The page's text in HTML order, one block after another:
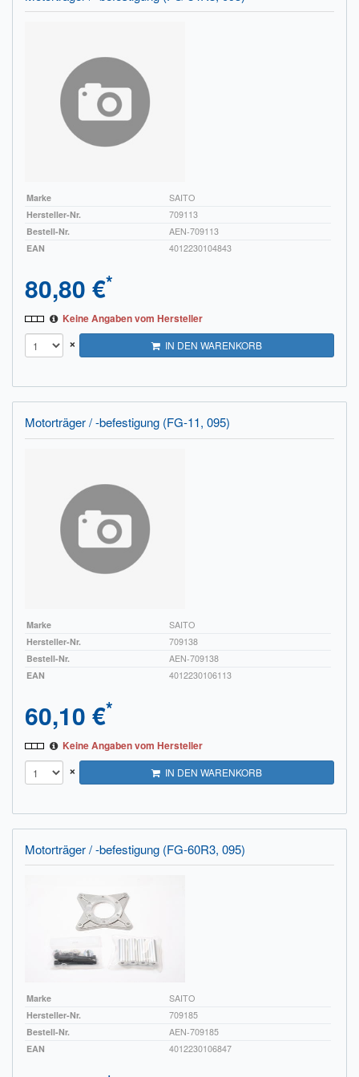
FAQ
ÜBER UNS
Was wir bieten
Marke
SAITO
Hersteller-Nr.
709113
Bestell-Nr.
AEN-709113
EAN
4012230104843
80,80 €*
Keine Angaben vom Hersteller
× IN DEN WARENKORB
Motorträger / -befestigung (FG-11, 095)
Marke
SAITO
Hersteller-Nr.
709138
Bestell-Nr.
AEN-709138
EAN
4012230106113
60,10 €*
Keine Angaben vom Hersteller
× IN DEN WARENKORB
Motorträger / -befestigung (FG-60R3, 095)
Marke
SAITO
Hersteller-Nr.
709185
Bestell-Nr.
AEN-709185
EAN
4012230106847